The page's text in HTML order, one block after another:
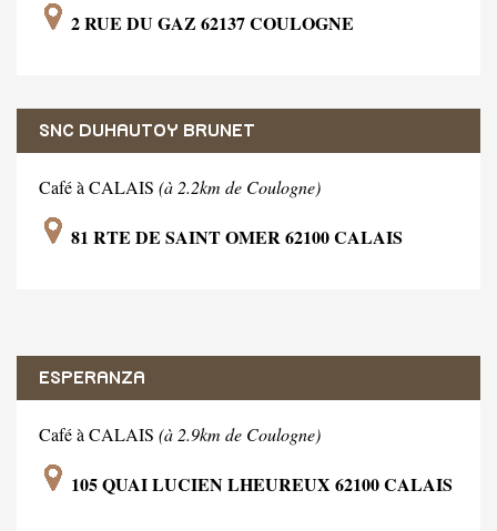
2 RUE DU GAZ 62137 COULOGNE
SNC DUHAUTOY BRUNET
Café à CALAIS (à 2.2km de Coulogne)
81 RTE DE SAINT OMER 62100 CALAIS
ESPERANZA
Café à CALAIS (à 2.9km de Coulogne)
105 QUAI LUCIEN LHEUREUX 62100 CALAIS